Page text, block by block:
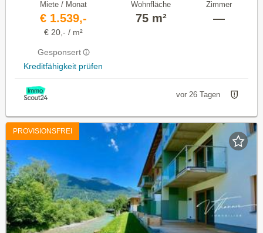
Miete / Monat
€ 1.539,-
€ 20,- / m²
Gesponsert
Kreditfähigkeit prüfen
Wohnfläche
75 m²
Zimmer
—
vor 26 Tagen
PROVISIONSFREI